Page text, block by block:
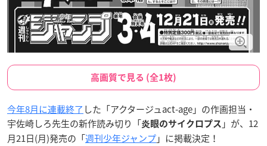
高画質で見る (全1枚)
今年8月に連載終了 した「アクタージュact-age」の作画担当・
宇佐崎しろ先生の新作読み切り「炎眼のサイクロプス 」が、12
月21日(月)発売の「週刊少年ジャンプ」に掲載決定！